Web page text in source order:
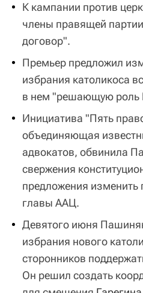
К кампании против
члены правящей
договор".
Премьер предложил
избрания католикоса
в нем "решающую роль
Инициатива "Пять
объединяющая
адвокатов, обвинила
свержения
предложения изменить
главы ААЦ.
Девятого июня
избрания нового
сторонников
Он решил создать